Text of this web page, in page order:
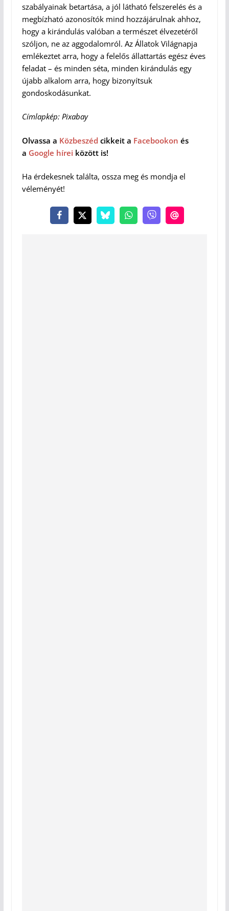
szabályainak betartása, a jól látható felszerelés és a
megbízható azonosítók mind hozzájárulnak ahhoz,
hogy a kirándulás valóban a természet élvezetéről
szóljon, ne az aggodalomról. Az Állatok Világnapja
emlékeztet arra, hogy a felelős állattartás egész éves
feladat – és minden séta, minden kirándulás egy
újabb alkalom arra, hogy bizonyítsuk
gondoskodásunkat.
Címlapkép: Pixabay
Olvassa a Közbeszéd cikkeit a Facebookon és
a Google hírei között is!
Ha érdekesnek találta, ossza meg és mondja el
véleményét!